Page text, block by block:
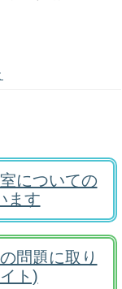
についての
ます
問題に取り
ト)